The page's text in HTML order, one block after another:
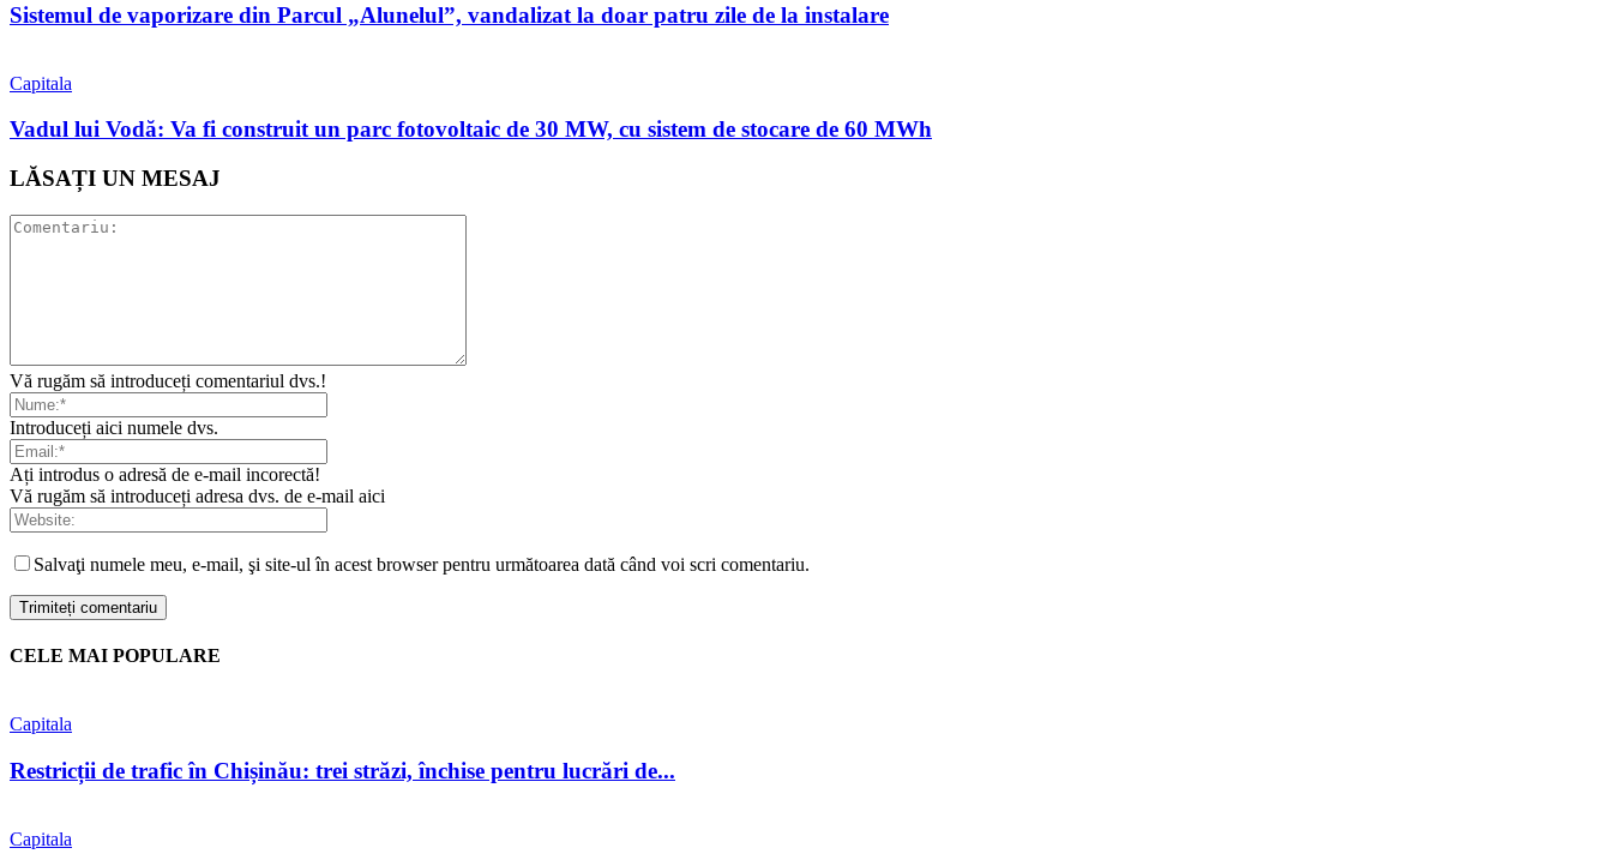
Sistemul de vaporizare din Parcul „Alunelul”, vandalizat la doar patru zile de la instalare
Capitala
Vadul lui Vodă: Va fi construit un parc fotovoltaic de 30 MW, cu sistem de stocare de 60 MWh
LĂSAȚI UN MESAJ
Vă rugăm să introduceți comentariul dvs.!
Introduceți aici numele dvs.
Ați introdus o adresă de e-mail incorectă!
Vă rugăm să introduceți adresa dvs. de e-mail aici
Salvaţi numele meu, e-mail, şi site-ul în acest browser pentru următoarea dată când voi scri comentariu.
CELE MAI POPULARE
Capitala
Restricții de trafic în Chișinău: trei străzi, închise pentru lucrări de...
Capitala